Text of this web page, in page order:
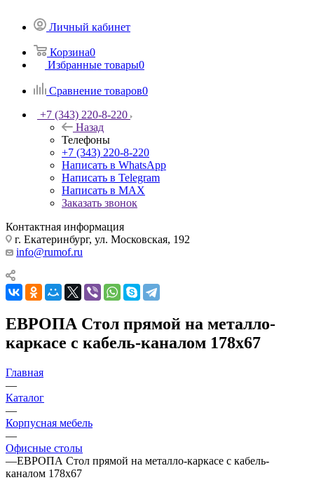
Личный кабинет
Корзина0
Избранные товары0
Сравнение товаров0
+7 (343) 220-8-220
Назад
Телефоны
+7 (343) 220-8-220
Написать в WhatsApp
Написать в Telegram
Написать в MAX
Заказать звонок
Контактная информация
г. Екатеринбург, ул. Московская, 192
info@rumof.ru
ЕВРОПА Стол прямой на металло-
каркасе с кабель-каналом 178x67
Главная
—
Каталог
—
Корпусная мебель
—
Офисные столы
—ЕВРОПА Стол прямой на металло-каркасе с кабель-
каналом 178x67